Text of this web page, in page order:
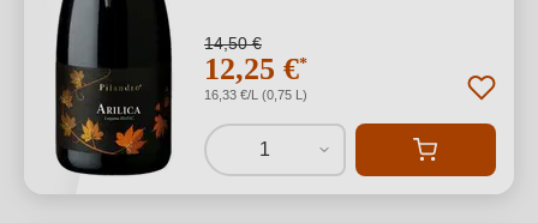
14,50 €
12,25 €*
16,33 €/L (0,75 L)
1